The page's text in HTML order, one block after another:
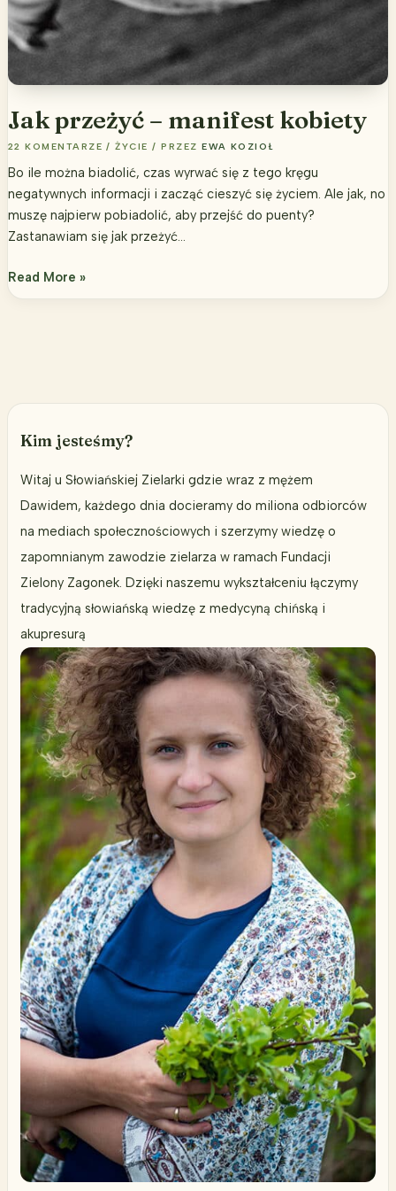
Jak przeżyć – manifest kobiety
22 KOMENTARZE /ŻYCIE / PRZEZEWA KOZIOŁ
Bo ile można biadolić, czas wyrwać się z tego kręgu
negatywnych informacji i zacząć cieszyć się życiem. Ale jak, no
muszę najpierw pobiadolić, aby przejść do puenty?
Zastanawiam się jak przeżyć…
Jak
Read More »
Kim jesteśmy?
Witaj u Słowiańskiej Zielarki gdzie wraz z mężem
Dawidem, każdego dnia docieramy do miliona odbiorców
na mediach społecznościowych i szerzymy wiedzę o
zapomnianym zawodzie zielarza w ramach Fundacji
Zielony Zagonek. Dzięki naszemu wykształceniu łączymy
tradycyjną słowiańską wiedzę z medycyną chińską i
akupresurą